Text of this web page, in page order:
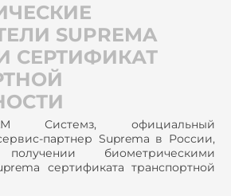
SUPREMA
СЕРТИФИКАТ
Системз, официальный
партнер Suprema в Роcсии,
биометрическими
сертификата транспортной